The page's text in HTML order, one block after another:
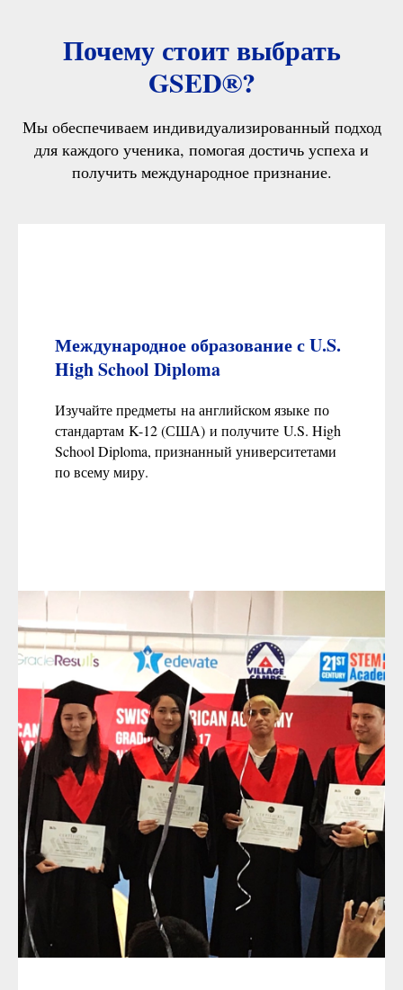
Почему стоит выбрать
GSED®?
Мы обеспечиваем индивидуализированный подход
для каждого ученика, помогая достичь успеха и
получить международное признание.
Международное образование с U.S.
High School Diploma
Изучайте предметы на английском языке по
стандартам K-12 (США) и получите U.S. High
School Diploma, признанный университетами
по всему миру.